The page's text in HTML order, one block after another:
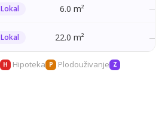
Lokal 6.0 m² —
Lokal 22.0 m² —
H Hipoteka P Plodouživanje Z